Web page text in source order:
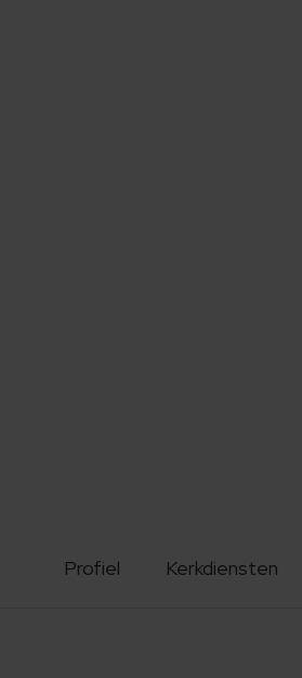
Profiel Kerkdiensten